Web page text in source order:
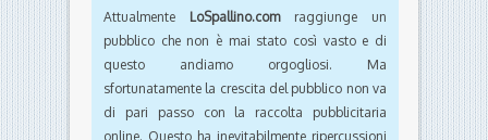
Attualmente LoSpallino.comraggiunge un
pubblico che non è mai stato così vasto e di
questo andiamo orgogliosi. Ma
sfortunatamente la crescita del pubblico non va
di pari passo con la raccolta pubblicitaria
online. Questo ha inevitabilmente ripercussioni